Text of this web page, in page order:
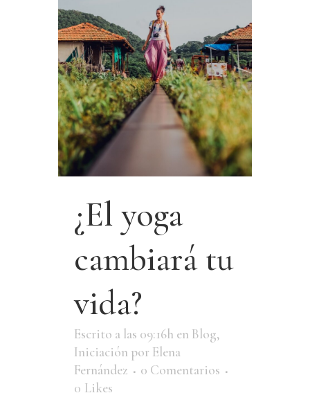
¿El yoga
cambiará tu
vida?
Escrito a las 09:16h en Blog,
Iniciación por Elena
Fernández
0 Comentarios
0 Likes